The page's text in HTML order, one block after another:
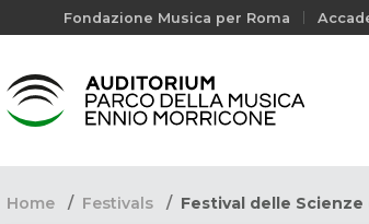
Fondazione Musica per Roma
Home Festivals Festival delle Scienze